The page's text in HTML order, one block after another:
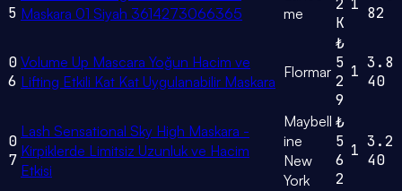
5 Maskara 01 Siyah 3614273066365
me
2
K
1 82
0
6
Volume Up Mascara Yoğun Hacim ve
Lifting Etkili Kat Kat Uygulanabilir Maskara
Flormar
₺
5
2
9
1 3.8
40
0
7
Lash Sensational Sky High Maskara -
Kirpiklerde Limitsiz Uzunluk ve Hacim
Etkisi
Maybell
ine
New
York
₺
5
6
2
1 3.2
40